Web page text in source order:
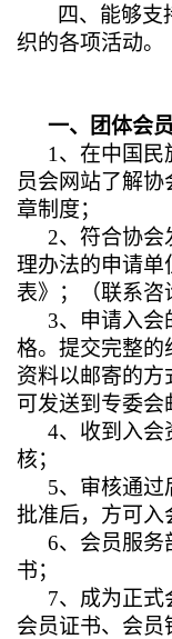
四、能够支
织的各项活动。
一、团体会
1 、在中国民
员会网站了解
章制度；
2、符合协会
理办法的申请单
表》；（联系咨
3、申请入会
格。提交完整的
资料以邮寄的
可发送到专委会
4、收到入会
核；
5、审核通过
批准后，方可入
6、会员服务
书；
7、成为正式
会员证书、会员